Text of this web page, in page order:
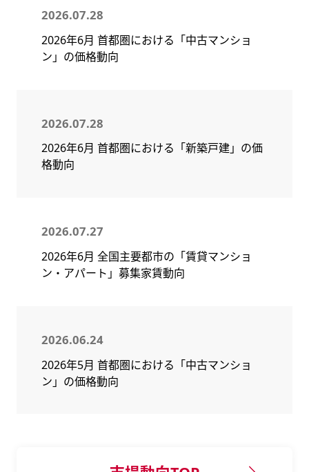
2026.07.28
2026年6月 首都圏における「中古マンショ
ン」の価格動向
2026.07.28
2026年6月 首都圏における「新築戸建」の価
格動向
2026.07.27
2026年6月 全国主要都市の「賃貸マンショ
ン・アパート」募集家賃動向
2026.06.24
2026年5月 首都圏における「中古マンショ
ン」の価格動向